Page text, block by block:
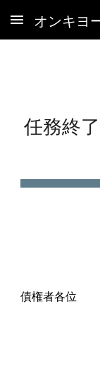
Skip to main
任務終
債権者各位